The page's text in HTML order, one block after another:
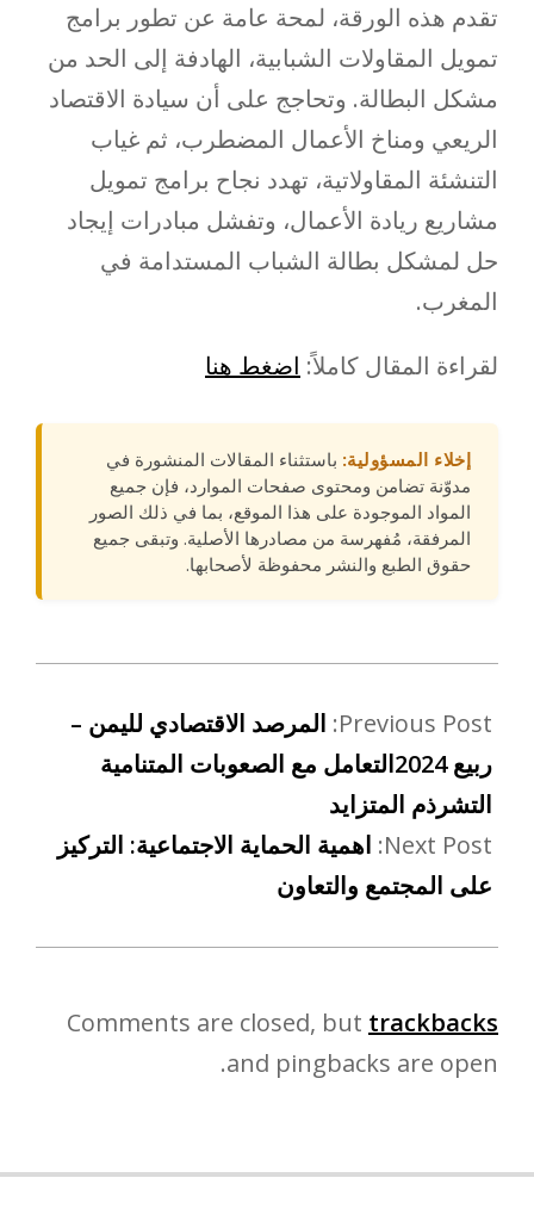
تقدم هذه الورقة، لمحة عامة عن تطور برامج
تمويل المقاولات الشبابية، الهادفة إلى الحد من
مشكل البطالة. وتحاجج على أن سيادة الاقتصاد
الريعي ومناخ الأعمال المضطرب، ثم غياب
التنشئة المقاولاتية، تهدد نجاح برامج تمويل
مشاريع ريادة الأعمال، وتفشل مبادرات إيجاد
حل لمشكل بطالة الشباب المستدامة في
المغرب.
لقراءة المقال كاملاً: اضغط هنا
إخلاء المسؤولية: باستثناء المقالات المنشورة في
مدوّنة تضامن ومحتوى صفحات الموارد، فإن جميع
المواد الموجودة على هذا الموقع، بما في ذلك الصور
المرفقة، مُفهرسة من مصادرها الأصلية. وتبقى جميع
حقوق الطبع والنشر محفوظة لأصحابها.
Previous Post: المرصد الاقتصادي لليمن –
ربيع 2024التعامل مع الصعوبات المتنامية
التشرذم المتزايد
Next Post: اهمية الحماية الاجتماعية: التركيز
على المجتمع والتعاون
Comments are closed, but trackbacks
and pingbacks are open.